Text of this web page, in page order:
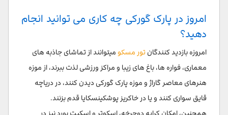
امروز در پارک گورکی چه کاری می توانید انجام
دهید؟
امروزه بازدید کنندگان تور مسکومیتوانند از تماشای جاذبه های
معماری، فواره ها، باغ های زیبا و مراکز ورزشی لذت ببرند، از موزه
هنرهای معاصر گاراژ و موزه پارک گورکی دیدن کنند، در دریاچه
قایق سواری کنند و یا در خاکریز پوشکینسکایا قدم بزنند.